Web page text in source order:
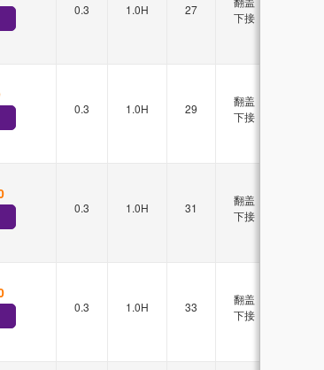
0.3 1.0H 27
下接
0.3 1.0H 29
翻盖
下接
0.3 1.0H 31
翻盖
下接
0.3 1.0H 33
翻盖
下接